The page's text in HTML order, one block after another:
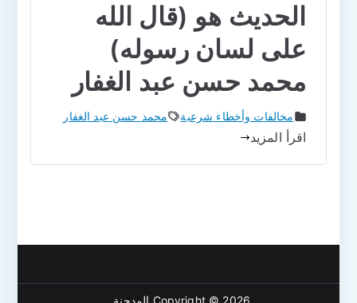
الحديث هو (قال الله
على لسان رسوله)
محمد حسن عبد الغفار
مخالفات وأخطاء شرعية محمد حسن عبد الغفار
اقرأ المزيد
Copyright © 2026 المدجنة